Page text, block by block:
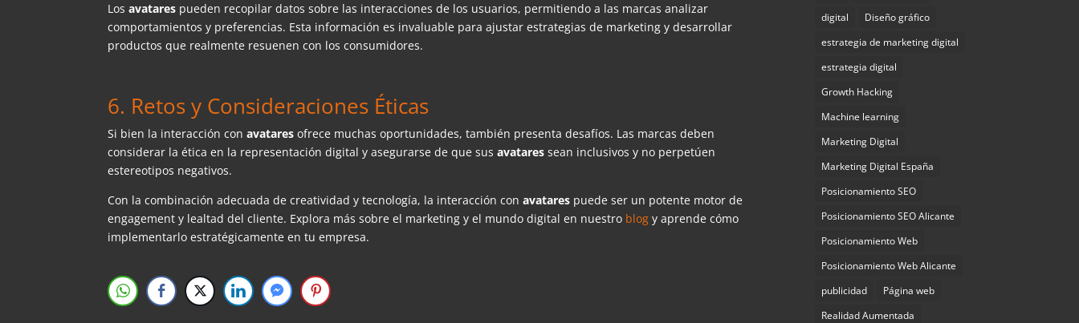
Losavatares pueden recopilar datos sobre las interacciones de los usuarios, permitiendo a las marcas analizar
comportamientos y preferencias. Esta información es invaluable para ajustar estrategias de marketing y desarrollar
productos que realmente resuenen con los consumidores.
6. Retos y Consideraciones Éticas
Si bien la interacción conavataresofrece muchas oportunidades, también presenta desafíos. Las marcas deben
considerar la ética en la representación digital y asegurarse de que susavataressean inclusivos y no perpetúen
estereotipos negativos.
Con la combinación adecuada de creatividad y tecnología, la interacción conavatares puede ser un potente motor de
engagement y lealtad del cliente. Explora más sobre el marketing y el mundo digital en nuestro blog y aprende cómo
implementarlo estratégicamente en tu empresa.
digital
Diseño gráfico
estrategia de marketing digital
estrategia digital
Growth Hacking
Machine learning
Marketing Digital
Marketing Digital España
Posicionamiento SEO
Posicionamiento SEO Alicante
Posicionamiento Web
Posicionamiento Web Alicante
publicidad
Página web
Realidad Aumentada